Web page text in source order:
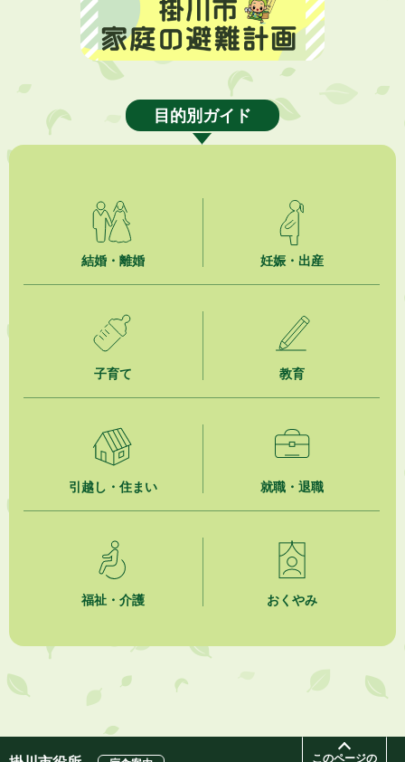
2026年8月6日
就職・転職相談会のご案内
「お茶を知る・体験する講座」を開催します
2026年8月5日
ジュビロ磐田（情報提供・お知らせ）
掛川市広告入り窓口封筒無償提供者募集
2026年8月4日
【日本DX大賞2026】ポスターセッション最優秀賞を受賞しました！
市民の勇気ある応急手当に感謝状を贈呈しました
「水道カルテ」の公表について
2026年8月3日
【参加者募集】プロ棋士から学ぼう！はじめての将棋教室
目的別ガイド
結婚・離婚 妊娠・出産
子育て 教育
引越し・住まい 就職・退職
福祉・介護 おくやみ
このページの